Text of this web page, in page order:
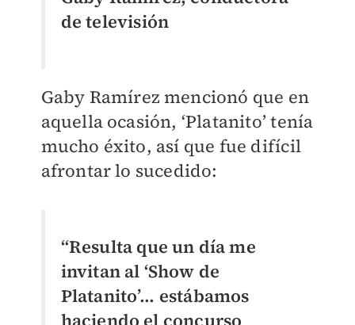
de televisión
Gaby Ramírez mencionó que en
aquella ocasión, ‘Platanito’ tenía
mucho éxito, así que fue difícil
afrontar lo sucedido:
“Resulta que un día me
invitan al ‘Show de
Platanito’… estábamos